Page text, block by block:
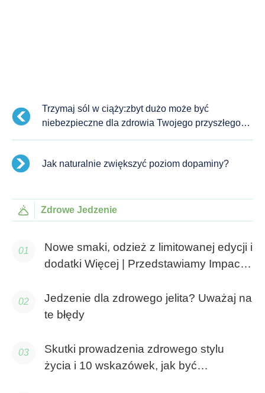
Trzymaj sól w ciąży:zbyt dużo może być
niebezpieczne dla zdrowia Twojego przyszłego
Jak naturalnie zwiększyć poziom dopaminy?
Zdrowe Jedzenie
Nowe smaki, odzież z limitowanej edycji i
dodatki Więcej | Przedstawiamy Impact
Jedzenie dla zdrowego jelita? Uważaj na
te błędy
Skutki prowadzenia zdrowego stylu
życia i 10 wskazówek, jak być